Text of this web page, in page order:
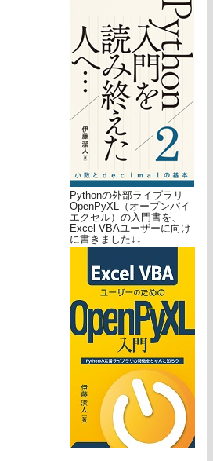
Pythonの外部ライブラリ
OpenPyXL（オープンパイ
エクセル）の入門書を、
Excel VBAユーザーに向け
に書きました↓↓